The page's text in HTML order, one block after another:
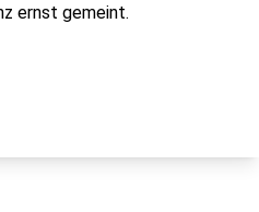
ernst gemeint.